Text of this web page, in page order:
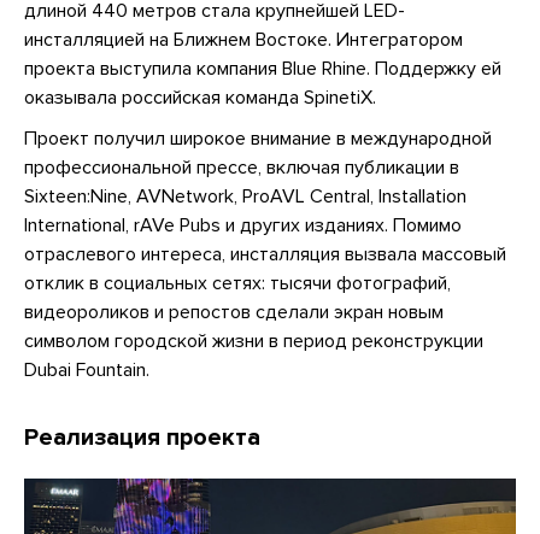
длиной 440 метров стала крупнейшей LED-
инсталляцией на Ближнем Востоке. Интегратором
проекта выступила компания Blue Rhine. Поддержку ей
оказывала российская команда SpinetiX.
Проект получил широкое внимание в международной
профессиональной прессе, включая публикации в
Sixteen:Nine, AVNetwork, ProAVL Central, Installation
International, rAVe Pubs и других изданиях. Помимо
отраслевого интереса, инсталляция вызвала массовый
отклик в социальных сетях: тысячи фотографий,
видеороликов и репостов сделали экран новым
символом городской жизни в период реконструкции
Dubai Fountain.
Реализация проекта